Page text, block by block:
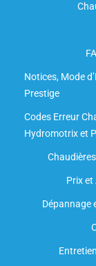
Notices, Mode
Prestige
Codes Erreur
Hydromotrix et
Prix et
Dépannage